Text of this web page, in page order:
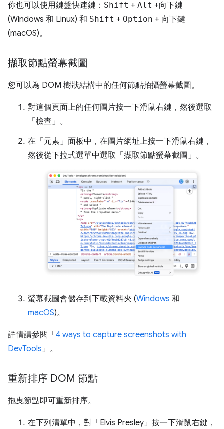
你也可以使用鍵盤快速鍵： Shift + Alt +向下鍵
(Windows 和 Linux) 和 Shift + Option + 向下鍵
(macOS)。
擷取節點螢幕截圖
您可以為 DOM 樹狀結構中的任何節點拍攝螢幕截圖。
對這個頁面上的任何圖片按一下滑鼠右鍵，然後選取
「檢查」 。
在「元素」 面板中，在圖片網址上按一下滑鼠右鍵，
然後從下拉式選單中選取「擷取節點螢幕截圖」 。
螢幕截圖會儲存到下載資料夾 (Windows 和
macOS)。
詳情請參閱「4 ways to capture screenshots with
DevTools 」。
重新排序 DOM 節點
拖曳節點即可重新排序。
在下列清單中，對「Elvis Presley」 按一下滑鼠右鍵，